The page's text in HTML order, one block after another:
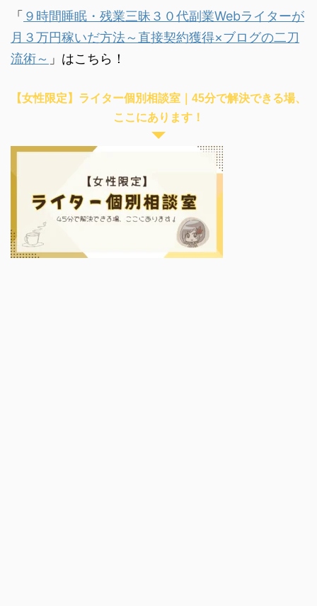
「 ９時間睡眠・残業三昧３０代副業Webライターが
月３万円稼いだ方法～直接契約獲得×ブログの二刀
流術～ 」はこちら！
【女性限定】ライター個別相談室｜45分で解決できる場、
ここにあります！